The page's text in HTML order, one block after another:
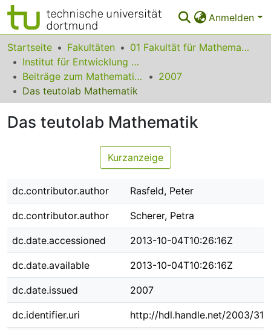
Anmelden
Bereiche & Sammlungen
Das gesamte Repositorium
Statistiken
FAQ
Zurück zur Startseite
Startseite Fakultäten
01 Fakultät für Mathematik
Institut für Entwicklung und Erforschung des Mathematikunterrichts
Beiträge zum Mathematikunterricht
2007
Das teutolab Mathematik
Das teutolab Mathematik
Kurzanzeige
dc.contributor.author Rasfeld, Peter
dc.contributor.author Scherer, Petra
dc.date.accessioned 2013-10-04T10:26:16Z
dc.date.available 2013-10-04T10:26:16Z
dc.date.issued 2007
dc.identifier.uri http://hdl.handle.net/2003/